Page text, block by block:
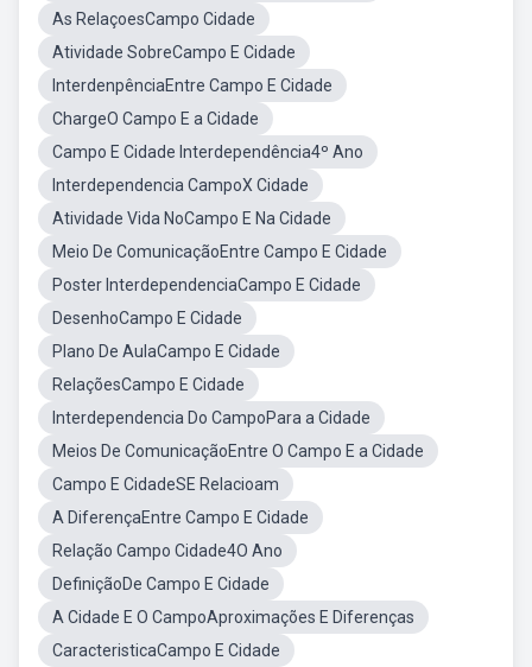
As RelaçoesCampo Cidade
Atividade SobreCampo E Cidade
InterdenpênciaEntre Campo E Cidade
ChargeO Campo E a Cidade
Campo E Cidade Interdependência4º Ano
Interdependencia CampoX Cidade
Atividade Vida NoCampo E Na Cidade
Meio De ComunicaçãoEntre Campo E Cidade
Poster InterdependenciaCampo E Cidade
DesenhoCampo E Cidade
Plano De AulaCampo E Cidade
RelaçõesCampo E Cidade
Interdependencia Do CampoPara a Cidade
Meios De ComunicaçãoEntre O Campo E a Cidade
Campo E CidadeSE Relacioam
A DiferençaEntre Campo E Cidade
Relação Campo Cidade4O Ano
DefiniçãoDe Campo E Cidade
A Cidade E O CampoAproximações E Diferenças
CaracteristicaCampo E Cidade